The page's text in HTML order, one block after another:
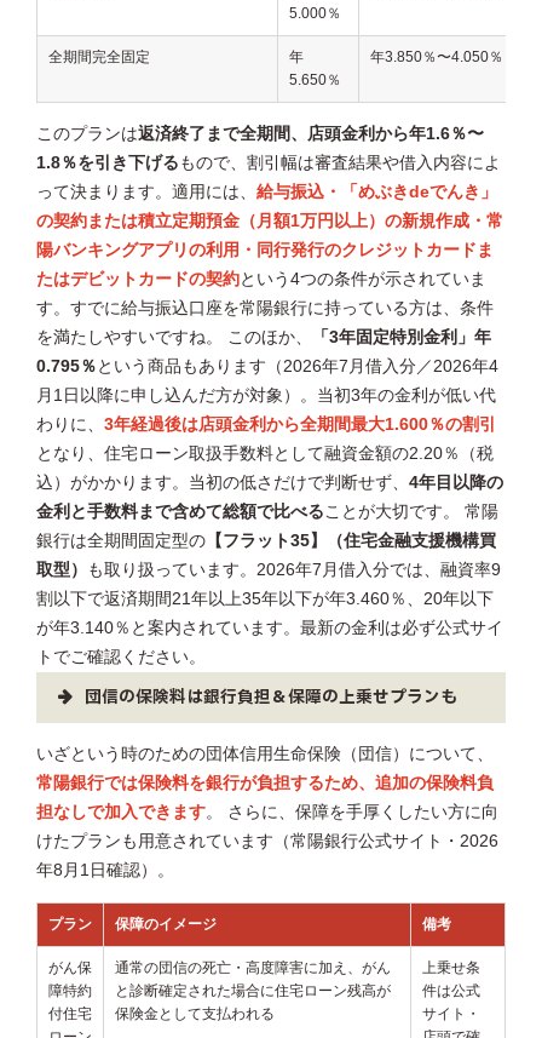
5.000％
全期間完全固定
年
5.650％
年3.850％〜4.050％
このプランは返済終了まで全期間、店頭金利から年1.6％〜
1.8％を引き下げる もので、割引幅は審査結果や借入内容によ
って決まります。適用には、 給与振込・「めぶきdeでんき」
の契約または積立定期預金（月額1万円以上）の新規作成・常
陽バンキングアプリの利用・同行発行のクレジットカードま
たはデビットカードの契約という4つの条件が示されていま
す。すでに給与振込口座を常陽銀行に持っている方は、条件
を満たしやすいですね。 このほか、
「3年固定特別金利」年
0.795％ という商品もあります（2026年7月借入分／2026年4
月1日以降に申し込んだ方が対象）。当初3年の金利が低い代
わりに、 3年経過後は店頭金利から全期間最大1.600％の割引
となり、住宅ローン取扱手数料として融資金額の2.20％（税
込）がかかります。当初の低さだけで判断せず、 4年目以降の
金利と手数料まで含めて総額で比べることが大切です。 常陽
銀行は全期間固定型の 【フラット35】（住宅金融支援機構買
取型）
も取り扱っています。2026年7月借入分では、融資率9
割以下で返済期間21年以上35年以下が年3.460％、20年以下
が年3.140％と案内されています。最新の金利は必ず公式サイ
トでご確認ください。
団信の保険料は銀行負担＆保障の上乗せプランも
いざという時のための団体信用生命保険（団信）について、
常陽銀行では保険料を銀行が負担するため、追加の保険料負
担なしで加入できます。 さらに、保障を手厚くしたい方に向
けたプランも用意されています（常陽銀行公式サイト・2026
年8月1日確認）。
プラン 保障のイメージ 備考
がん保
障特約
付住宅
通常の団信の死亡・高度障害に加え、がん
と診断確定された場合に住宅ローン残高が
保険金として支払われる
上乗せ条
件は公式
サイト・